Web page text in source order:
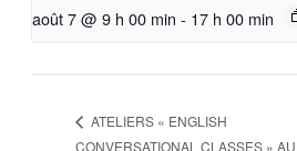
août 7 @ 9 h 00 min - 17 h 00 min
ATELIERS « ENGLISH
CONVERSATIONAL CLASSES » AU